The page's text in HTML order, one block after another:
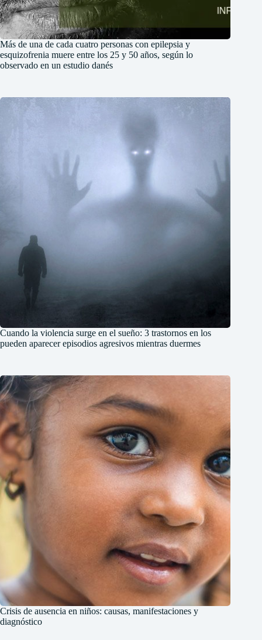
Más de una de cada cuatro personas con epilepsia y
esquizofrenia muere entre los 25 y 50 años, según lo
observado en un estudio danés
Cuando la violencia surge en el sueño: 3 trastornos en los
pueden aparecer episodios agresivos mientras duermes
Crisis de ausencia en niños: causas, manifestaciones y
diagnóstico